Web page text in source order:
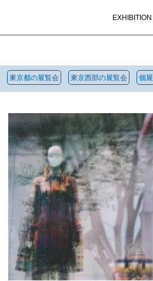
EXHIBITION
東京都の展覧会 東京西部の展覧会 個展